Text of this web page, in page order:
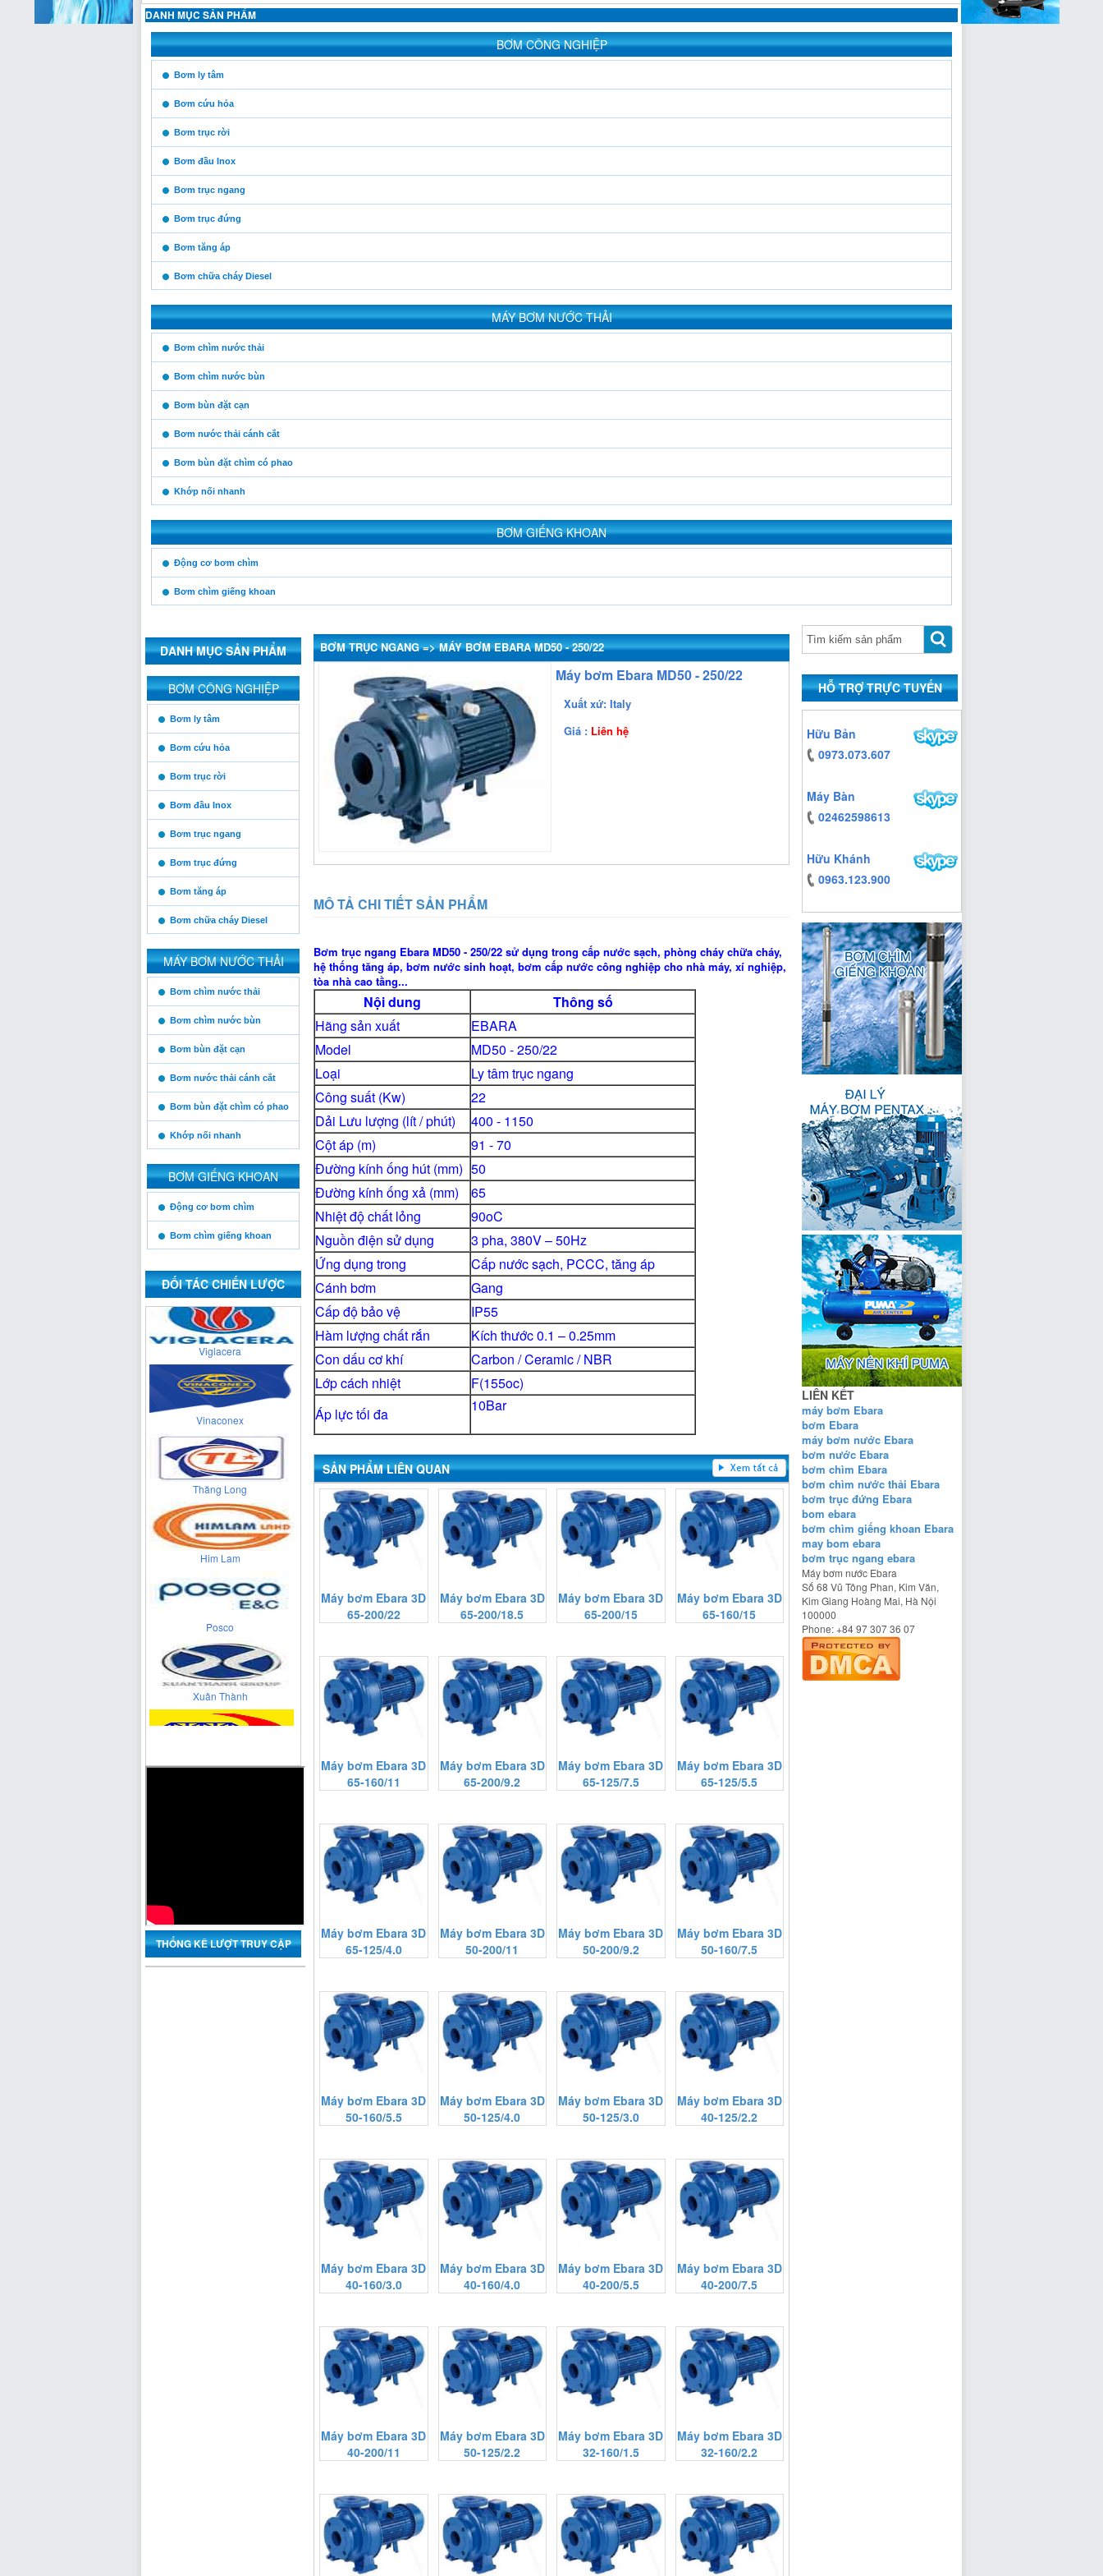
DANH MỤC SẢN PHẨM
https:/www.high-
endrolex.com/13
BƠM CÔNG NGHIỆP
https:/www.high-
endrolex.com/13
Bơm ly tâm
Bơm cứu hỏa
Bơm trục rời
Bơm đầu Inox
Bơm trục ngang
Bơm trục đứng
Bơm tăng áp
Bơm chữa cháy Diesel
MÁY BƠM NƯỚC THẢI
https:/www.high-
endrolex.com/13
Bơm chìm nước thải
Bơm chìm nước bùn
Bơm bùn đặt cạn
Bơm nước thải cánh cắt
Bơm bùn đặt chìm có phao
Khớp nối nhanh
BƠM GIẾNG KHOAN
https:/www.high-
endrolex.com/13
Động cơ bơm chìm
Bơm chìm giếng khoan
DANH MỤC SẢN PHẨM
https:/www.high-
endrolex.com/13
BƠM CÔNG NGHIỆP
https:/www.high-
endrolex.com/13
Bơm ly tâm
Bơm cứu hỏa
Bơm trục rời
Bơm đầu Inox
Bơm trục ngang
Bơm trục đứng
Bơm tăng áp
Bơm chữa cháy Diesel
MÁY BƠM NƯỚC THẢI
https:/www.high-
endrolex.com/13
Bơm chìm nước thải
Bơm chìm nước bùn
Bơm bùn đặt cạn
Bơm nước thải cánh cắt
Bơm bùn đặt chìm có phao
Khớp nối nhanh
BƠM GIẾNG KHOAN
https:/www.high-
endrolex.com/13
Động cơ bơm chìm
Bơm chìm giếng khoan
ĐỐI TÁC CHIẾN LƯỢC
Vinaconex
Thăng Long
Him Lam
Posco
Cienco 4
Viglacera
Vinaconex
Thăng Long
Him Lam
Xuân Thành
Cienco 4
THỐNG KÊ LƯỢT TRUY CẬP
BƠM TRỤC NGANG => MÁY BƠM EBARA MD50 - 250/22
Máy bơm Ebara MD50 - 250/22
Xuất xứ: Italy
Giá : Liên hệ
MÔ TẢ CHI TIẾT SẢN PHẨM
Bơm trục ngang Ebara MD50 - 250/22 sử dụng trong cấp nước sạch, phòng cháy chữa cháy,
hệ thống tăng áp, bơm nước sinh hoạt, bơm cấp nước công nghiệp cho nhà máy, xí nghiệp,
tòa nhà cao tầng...
Nội dung
Thông số
Hãng sản xuất
EBARA
Model
MD50 - 250/22
Loại
Ly tâm trục ngang
Công suất (Kw)
22
Dải Lưu lượng (lít / phút)
400 - 1150
Cột áp (m)
91 - 70
Đường kính ống hút (mm) 50
Đường kính ống xả (mm)
65
Nhiệt độ chất lỏng
90oC
Nguồn điện sử dụng
3 pha, 380V – 50Hz
Ứng dụng trong
Cấp nước sạch, PCCC, tăng áp
Cánh bơm
Gang
Cấp độ bảo vệ
IP55
Hàm lượng chất rắn
Kích thước 0.1 – 0.25mm
Con dấu cơ khí
Carbon / Ceramic / NBR
Lớp cách nhiệt
F(155oc)
Áp lực tối đa
10Bar
SẢN PHẨM LIÊN QUAN
Máy bơm Ebara 3D
65-200/22
Máy bơm Ebara 3D
65-200/18.5
Máy bơm Ebara 3D
65-200/15
Máy bơm Ebara 3D
65-160/15
Máy bơm Ebara 3D
65-160/11
Máy bơm Ebara 3D
65-200/9.2
Máy bơm Ebara 3D
65-125/7.5
Máy bơm Ebara 3D
65-125/5.5
Máy bơm Ebara 3D
65-125/4.0
Máy bơm Ebara 3D
50-200/11
Máy bơm Ebara 3D
50-200/9.2
Máy bơm Ebara 3D
50-160/7.5
Máy bơm Ebara 3D
50-160/5.5
Máy bơm Ebara 3D
50-125/4.0
Máy bơm Ebara 3D
50-125/3.0
Máy bơm Ebara 3D
40-125/2.2
Máy bơm Ebara 3D
40-160/3.0
Máy bơm Ebara 3D
40-160/4.0
Máy bơm Ebara 3D
40-200/5.5
Máy bơm Ebara 3D
40-200/7.5
Máy bơm Ebara 3D
40-200/11
Máy bơm Ebara 3D
50-125/2.2
Máy bơm Ebara 3D
32-160/1.5
Máy bơm Ebara 3D
32-160/2.2
HỖ TRỢ TRỰC TUYẾN
endrolex.com/13
Hữu Bản
0973.073.607
Máy Bàn
02462598613
Hữu Khánh
0963.123.900
https:/www.high-
endrolex.com/13
LIÊN KẾT
máy bơm Ebara
bơm Ebara
máy bơm nước Ebara
bơm nước Ebara
bơm chìm Ebara
bơm chìm nước thải Ebara
bơm trục đứng Ebara
bom ebara
bơm chìm giếng khoan Ebara
may bom ebara
bơm trục ngang ebara
Máy bơm nước Ebara
Số 68 Vũ Tông Phan, Kim Văn,
Kim Giang Hoàng Mai, Hà Nội
100000
Phone:+84 97 307 36 07